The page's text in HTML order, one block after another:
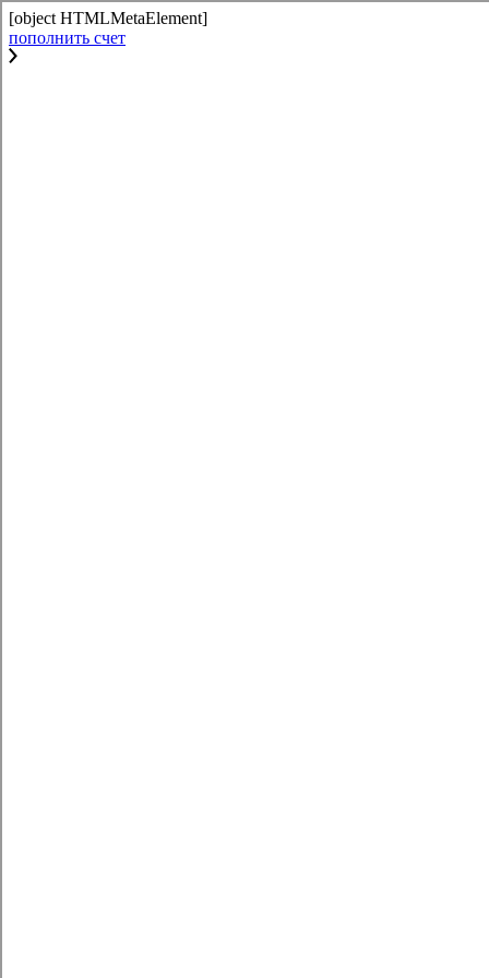
[object HTMLMetaElement]
пополнить счет